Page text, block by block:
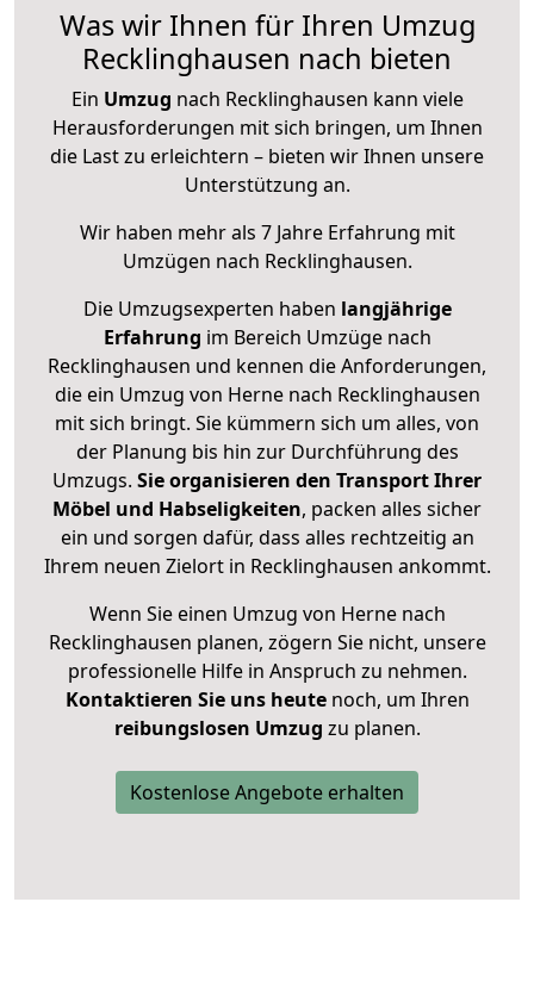
Was wir Ihnen für Ihren Umzug
Recklinghausen nach bieten
Ein Umzug nach Recklinghausen kann viele
Herausforderungen mit sich bringen, um Ihnen
die Last zu erleichtern – bieten wir Ihnen unsere
Unterstützung an.
Wir haben mehr als 7 Jahre Erfahrung mit
Umzügen nach Recklinghausen.
Die Umzugsexperten haben langjährige
Erfahrung im Bereich Umzüge nach
Recklinghausen und kennen die Anforderungen,
die ein Umzug von Herne nach Recklinghausen
mit sich bringt. Sie kümmern sich um alles, von
der Planung bis hin zur Durchführung des
Umzugs. Sie organisieren den Transport Ihrer
Möbel und Habseligkeiten, packen alles sicher
ein und sorgen dafür, dass alles rechtzeitig an
Ihrem neuen Zielort in Recklinghausen ankommt.
Wenn Sie einen Umzug von Herne nach
Recklinghausen planen, zögern Sie nicht, unsere
professionelle Hilfe in Anspruch zu nehmen.
Kontaktieren Sie uns heutenoch, um Ihren
reibungslosen Umzug zu planen.
Kostenlose Angebote erhalten